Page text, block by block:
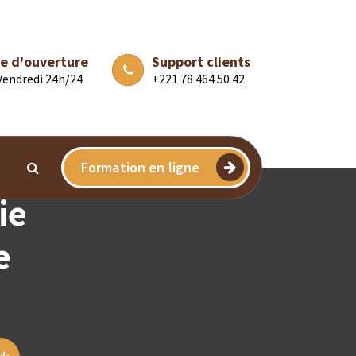
d'ouverture
24h/24
Support clients
+221 78 464 50 42
Formation en ligne